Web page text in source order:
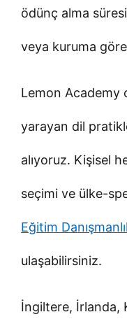
ödünç alma
veya kuruma
Lemon Academy
yarayan dil
alıyoruz. Kişisel
seçimi ve ülke-
Eğitim
ulaşabilirsiniz.
İngiltere, İrlanda,